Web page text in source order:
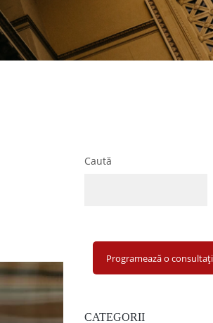
Caută
Programează o
CATEGORII